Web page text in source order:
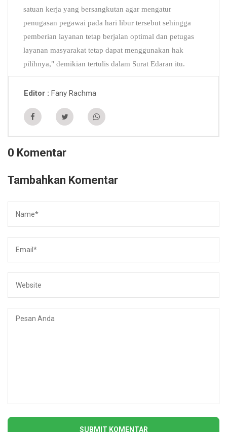
satuan kerja yang bersangkutan agar mengatur
penugasan pegawai pada hari libur tersebut sehingga
pemberian layanan tetap berjalan optimal dan petugas
layanan masyarakat tetap dapat menggunakan hak
pilihnya," demikian tertulis dalam Surat Edaran itu.
Editor Fany Rachma
0 Komentar
Tambahkan Komentar